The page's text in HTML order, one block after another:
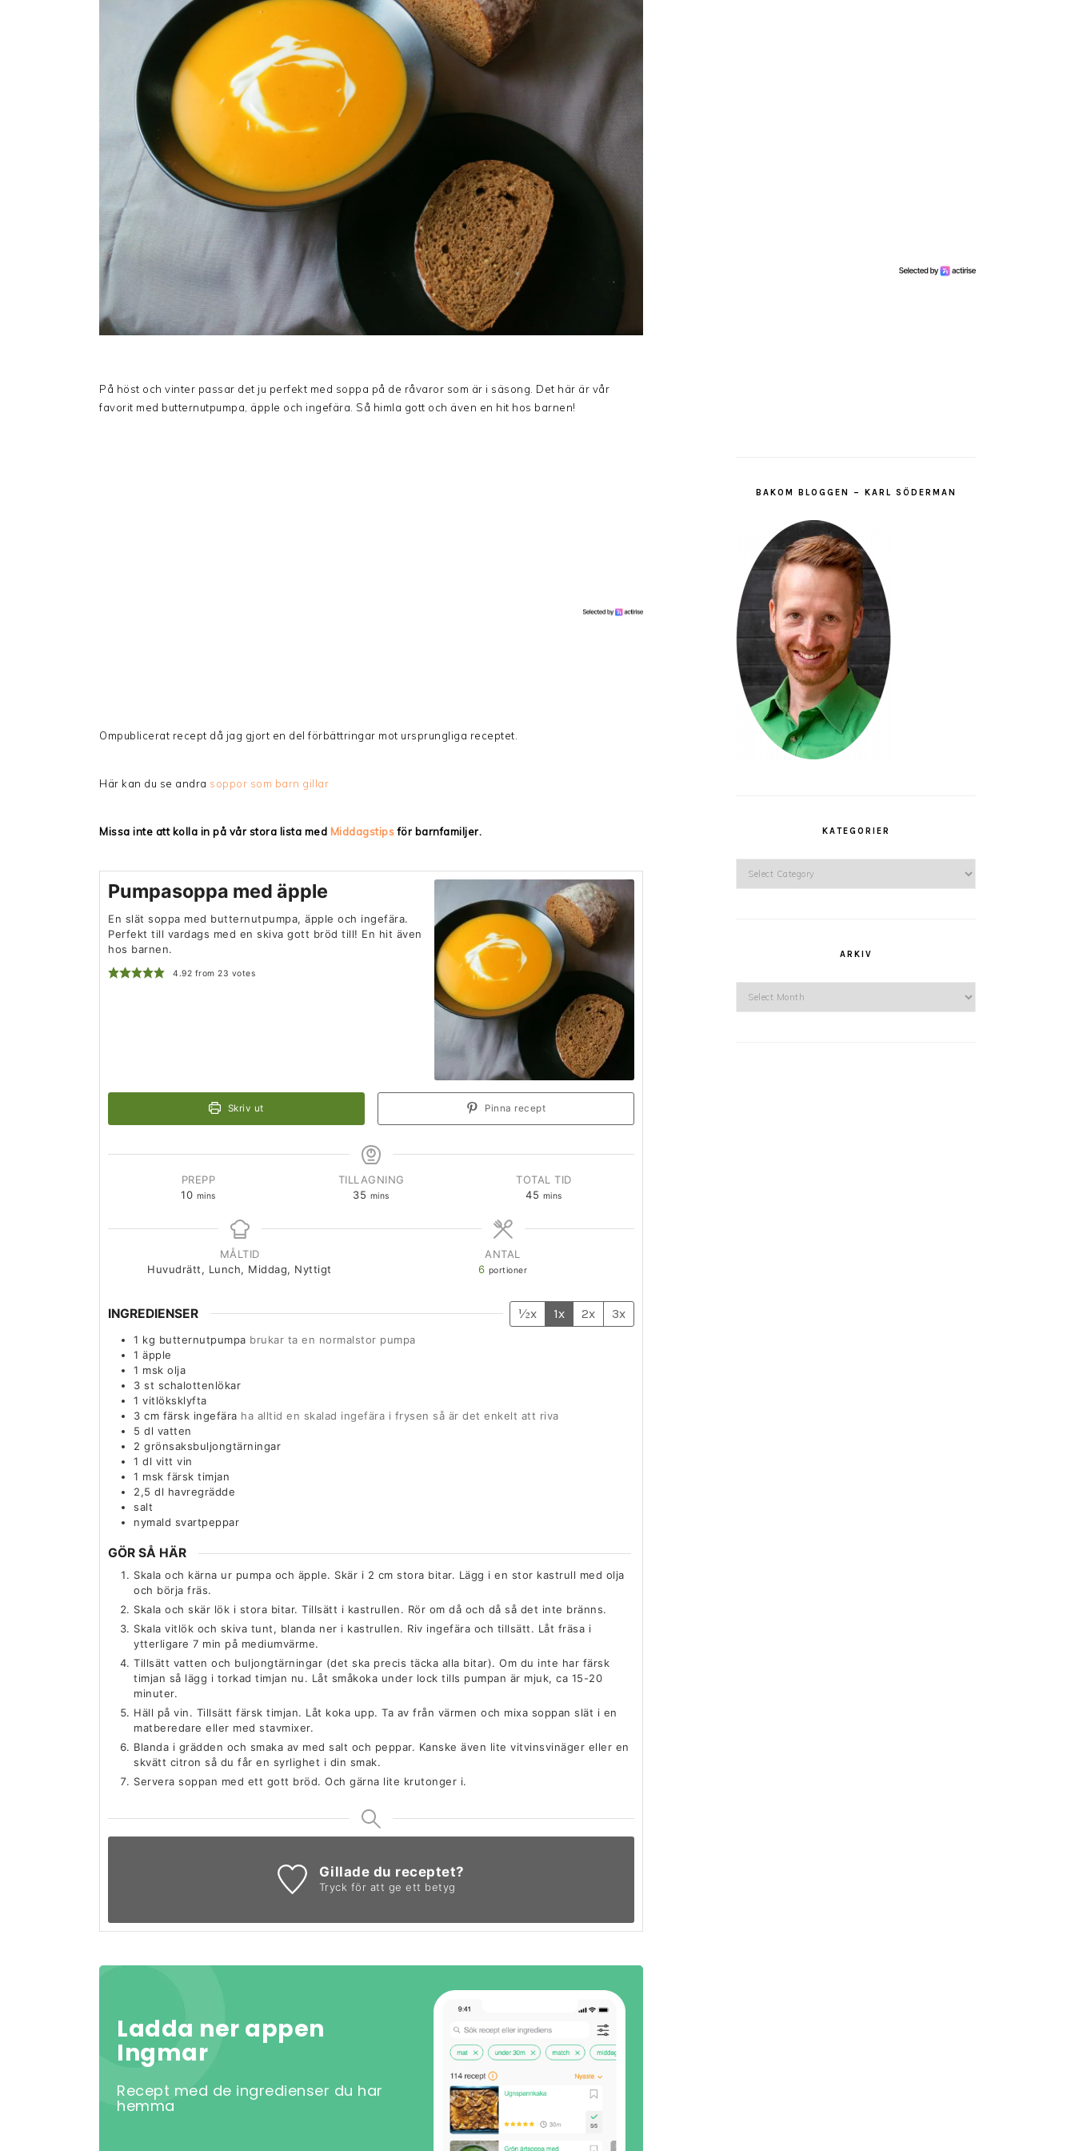
På höst och vinter passar det ju perfekt med soppa på de råvaror som är i säsong. Det här är vår
favorit med butternutpumpa, äpple och ingefära. Så himla gott och även en hit hos barnen!
Ompublicerat recept då jag gjort en del förbättringar mot ursprungliga receptet.
Här kan du se andra soppor som barn gillar
Missa inte att kolla in på vår stora lista med Middagstipsför barnfamiljer.
Pumpasoppa med äpple
En slät soppa med butternutpumpa, äpple och ingefära.
Perfekt till vardags med en skiva gott bröd till! En hit även
hos barnen.
4.92 from23 votes
Skriv ut Pinna recept
PREPP
10 mins
TILLAGNING
35 mins
TOTAL TID
45 mins
MÅLTID
Huvudrätt, Lunch, Middag, Nyttigt
ANTAL
6 portioner
INGREDIENSER ½x 1x 2x 3x
1 kg butternutpumpa brukar ta en normalstor pumpa
1 äpple
1 msk olja
3 st schalottenlökar
1 vitlöksklyfta
3 cm färsk ingefära ha alltid en skalad ingefära i frysen så är det enkelt att riva
5 dl vatten
2 grönsaksbuljongtärningar
1 dl vitt vin
1 msk färsk timjan
2,5 dl havregrädde
salt
nymald svartpeppar
GÖR SÅ HÄR
Skala och kärna ur pumpa och äpple. Skär i 2 cm stora bitar. Lägg i en stor kastrull med olja
och börja fräs.
Skala och skär lök i stora bitar. Tillsätt i kastrullen. Rör om då och då så det inte bränns.
Skala vitlök och skiva tunt, blanda ner i kastrullen. Riv ingefära och tillsätt. Låt fräsa i
ytterligare 7 min på mediumvärme.
Tillsätt vatten och buljongtärningar (det ska precis täcka alla bitar). Om du inte har färsk
timjan så lägg i torkad timjan nu. Låt småkoka under lock tills pumpan är mjuk, ca 15-20
minuter.
Häll på vin. Tillsätt färsk timjan. Låt koka upp. Ta av från värmen och mixa soppan slät i en
matberedare eller med stavmixer.
Blanda i grädden och smaka av med salt och peppar. Kanske även lite vitvinsvinäger eller en
skvätt citron så du får en syrlighet i din smak.
Servera soppan med ett gott bröd. Och gärna lite krutonger i.
Gillade du receptet?
Tryck för att ge ett betyg
Ladda ner appen
Ingmar
Recept med de ingredienser du har
hemma
BAKOM BLOGGEN – KARL SÖDERMAN
KATEGORIER
ARKIV